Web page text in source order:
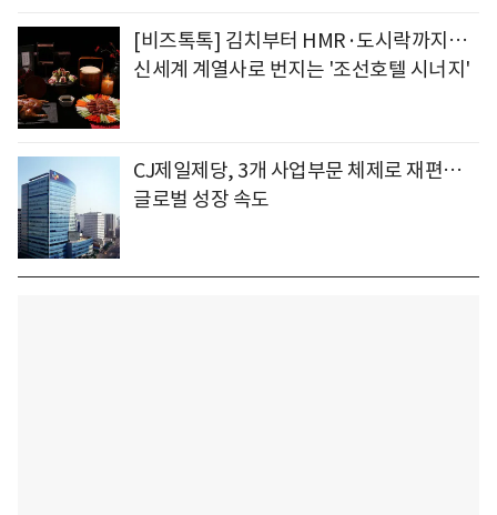
[비즈톡톡] 김치부터 HMR·도시락까지…
신세계 계열사로 번지는 '조선호텔 시너지'
CJ제일제당, 3개 사업부문 체제로 재편…
글로벌 성장 속도